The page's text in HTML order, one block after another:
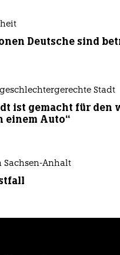
Deutsche sind
Stadt
ist gemacht für den
einem Auto“
Sachsen-Anhalt